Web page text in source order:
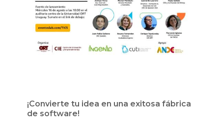
¡Convierte tu idea en una exitosa fábrica
de software!